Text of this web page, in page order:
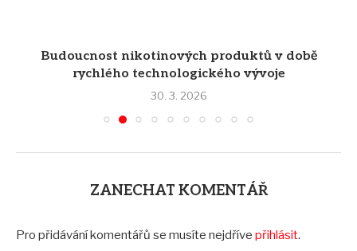
Budoucnost nikotinových produktů v době
rychlého technologického vývoje
30. 3. 2026
ZANECHAT KOMENTÁŘ
Pro přidávání komentářů se musíte nejdříve přihlásit.